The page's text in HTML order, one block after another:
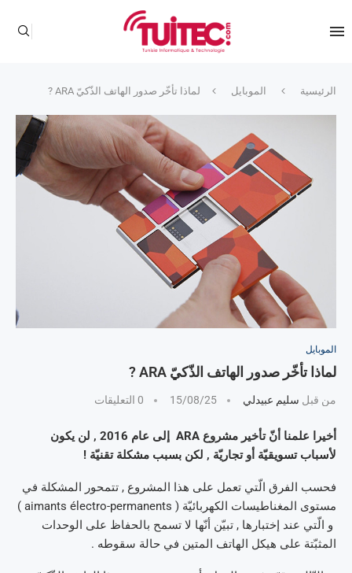
الرئيسية الموبايل لماذا تأخّر صدور الهاتف الذّكيّ ARA ?
الموبايل
لماذا تأخّر صدور الهاتف الذّكيّ ARA ?
من قبل سليم عبيدلي 15/08/25 0 التعليقات
أخيرا علمنا أنّ تأخير مشروع ARA إلى عام 2016 , لن يكون
لأسباب تسويقيّة أو تجاريّة , لكن بسبب مشكلة تقنيّة !
فحسب الفرق الّتي تعمل على هذا المشروع , تتمحور المشكلة في
مستوى المغناطيسات الكهربائيّة ( aimants électro-permanents )
و الّتي عند إختبارها , تبيّن أنّها لا تسمح بالحفاظ على الوحدات
المثبّتة على هيكل الهاتف المتين في حالة سقوطه .